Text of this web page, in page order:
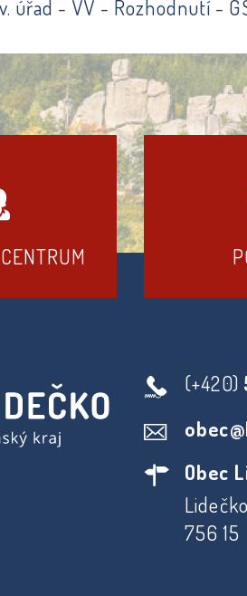
úřad - VV - Rozhodnutí -
(+420)
Obec
756 15